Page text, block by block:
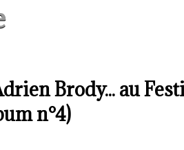
Brody... au
n°4)